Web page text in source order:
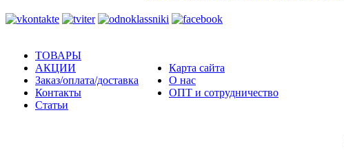
ТОВАРЫ
АКЦИИ
Заказ/оплата/доставка
Контакты
Статьи
Карта сайта
О нас
ОПТ и сотрудничество